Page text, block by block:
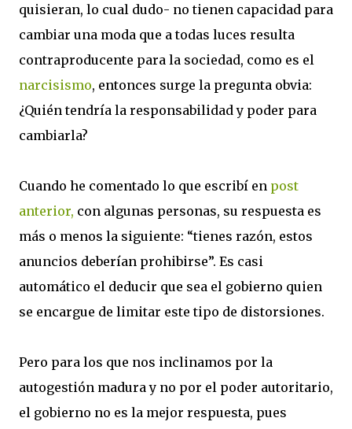
quisieran, lo cual dudo- no tienen capacidad para
cambiar una moda que a todas luces resulta
contraproducente para la sociedad, como es el
narcisismo, entonces surge la pregunta obvia:
¿Quién tendría la responsabilidad y poder para
cambiarla?
Cuando he comentado lo que escribí en post
anterior, con algunas personas, su respuesta es
más o menos la siguiente: “tienes razón, estos
anuncios deberían prohibirse”. Es casi
automático el deducir que sea el gobierno quien
se encargue de limitar este tipo de distorsiones.
Pero para los que nos inclinamos por la
autogestión madura y no por el poder autoritario,
el gobierno no es la mejor respuesta, pues